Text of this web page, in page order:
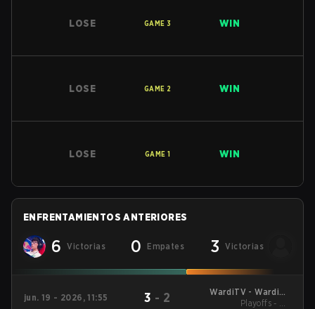
LOSE GAME 3 WIN
LOSE GAME 2 WIN
LOSE GAME 1 WIN
ENFRENTAMIENTOS ANTERIORES
6 Victorias 0 Empates 3 Victorias
jun. 19 - 2026, 11:55 3 - 2
WardiTV - WardiTV
Championship
Playoffs - UB